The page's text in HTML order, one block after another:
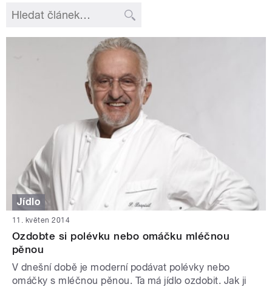
Jídlo
11. květen 2014
Ozdobte si polévku nebo omáčku mléčnou
pěnou
V dnešní době je moderní podávat polévky nebo
omáčky s mléčnou pěnou. Ta má jídlo ozdobit. Jak ji